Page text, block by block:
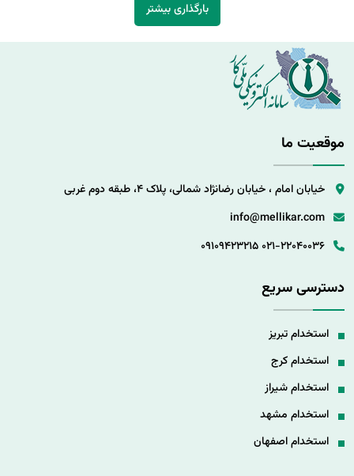
بارگذاری بیشتر
موقعیت ما
خیابان امام ، خیابان رضانژاد شمالی، پلاک 4، طبقه دوم غربی
info@mellikar.com
021-22040036
09109423215
دسترسی سریع
استخدام تبریز
استخدام کرج
استخدام شیراز
استخدام مشهد
استخدام اصفهان